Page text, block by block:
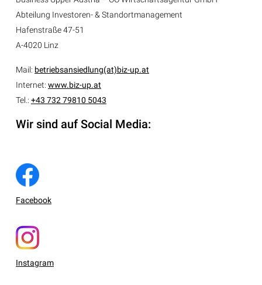
Abteilung Investoren- & Standortmanagement
Hafenstraße 47-51
A-4020 Linz
Mail: betriebsansiedlung(at)biz-up.at
Internet: www.biz-up.at
Tel.: +43 732 79810 5043
Wir sind auf Social Media:
Facebook
Instagram